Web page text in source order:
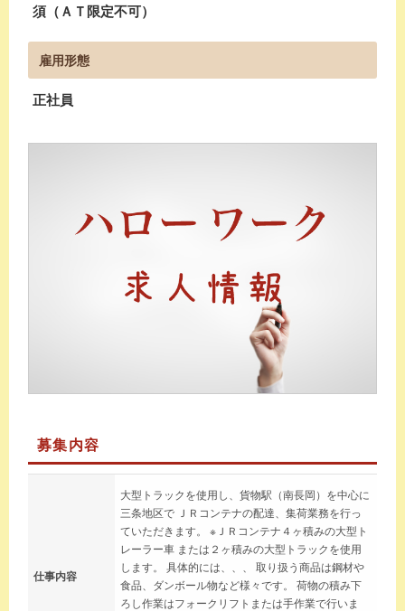
須（ＡＴ限定不可）
雇用形態
正社員
募集内容
仕事内容
大型トラックを使用し、貨物駅（南長岡）を中心に
三条地区で ＪＲコンテナの配達、集荷業務を行っ
ていただきます。 ※ＪＲコンテナ４ヶ積みの大型ト
レーラー車 または２ヶ積みの大型トラックを使用
します。 具体的には、、、 取り扱う商品は鋼材や
食品、ダンボール物など様々です。 荷物の積み下
ろし作業はフォークリフトまたは手作業で行いま